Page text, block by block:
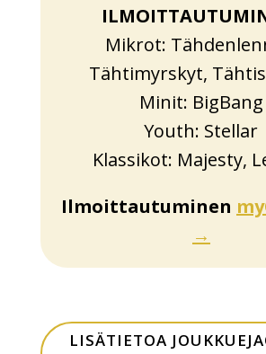
Mikrot:
Tähtimyrskyt,
Minit: BigBang
Youth: Stellar
Klassikot: Majesty,
Ilmoittautuminen
→
LISÄTIETOA